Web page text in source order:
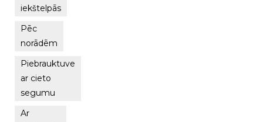
iekštelpās
Pēc
norādēm
Piebrauktuve
ar cieto
segumu
Ar